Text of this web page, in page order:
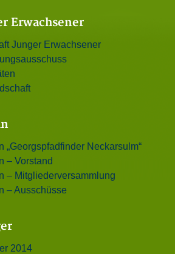
Erwachsener
Junger Erwachsener
„Georgspfadfinder Neckarsulm“
– Vorstand
– Mitgliederversammlung
– Ausschüsse
2014